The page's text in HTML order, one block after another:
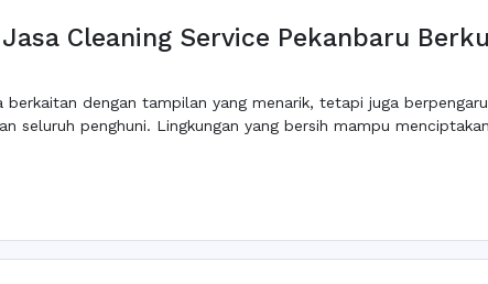
Cleaning Service Pekanbaru
berkaitan dengan tampilan yang menarik, tetapi juga
seluruh penghuni. Lingkungan yang bersih mampu